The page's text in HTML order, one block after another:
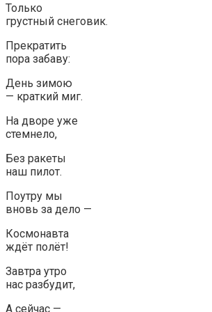
Только
грустный снеговик.
Прекратить
пора забаву:
День зимою
— краткий миг.
На дворе уже
стемнело,
Без ракеты
наш пилот.
Поутру мы
вновь за дело —
Космонавта
ждёт полёт!
Завтра утро
нас разбудит,
А сейчас —